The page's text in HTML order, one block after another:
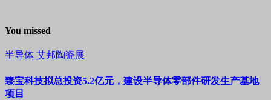
You missed
半导体 艾邦陶瓷展
臻宝科技拟总投资5.2亿元，建设半导体零部件研发生产基地
项目